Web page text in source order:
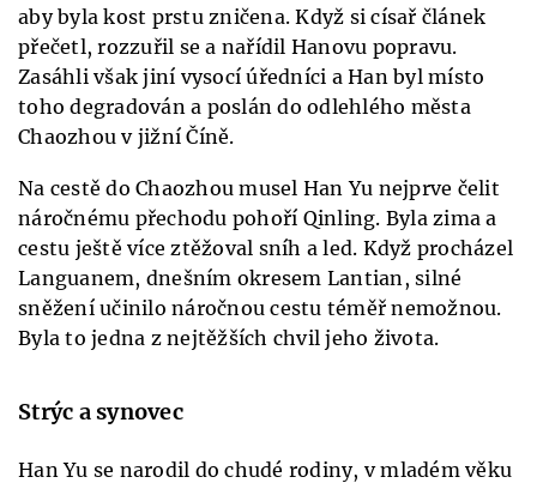
aby byla kost prstu zničena. Když si císař článek
přečetl, rozzuřil se a nařídil Hanovu popravu.
Zasáhli však jiní vysocí úředníci a Han byl místo
toho degradován a poslán do odlehlého města
Chaozhou v jižní Číně.
Na cestě do Chaozhou musel Han Yu nejprve čelit
náročnému přechodu pohoří Qinling. Byla zima a
cestu ještě více ztěžoval sníh a led. Když procházel
Languanem, dnešním okresem Lantian, silné
sněžení učinilo náročnou cestu téměř nemožnou.
Byla to jedna z nejtěžších chvil jeho života.
Strýc a synovec
Han Yu se narodil do chudé rodiny, v mladém věku